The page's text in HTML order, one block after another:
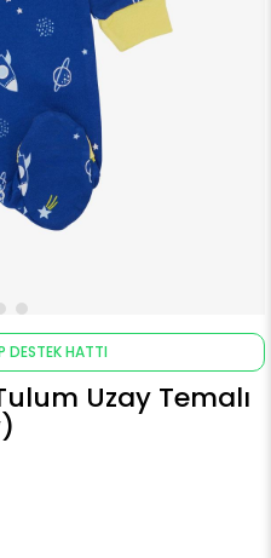
DESTEK HATTI
Uzay Temalı